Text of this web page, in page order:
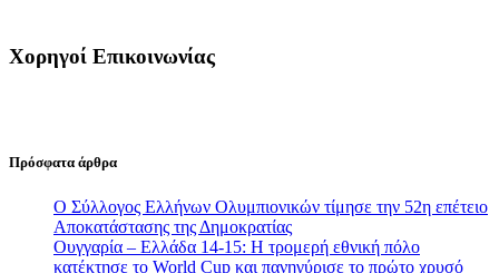
Χορηγοί Επικοινωνίας
Πρόσφατα άρθρα
Ο Σύλλογος Ελλήνων Ολυμπιονικών τίμησε την 52η επέτειο
Αποκατάστασης της Δημοκρατίας
Ουγγαρία – Ελλάδα 14-15: Η τρομερή εθνική πόλο
κατέκτησε το World Cup και πανηγύρισε το πρώτο χρυσό